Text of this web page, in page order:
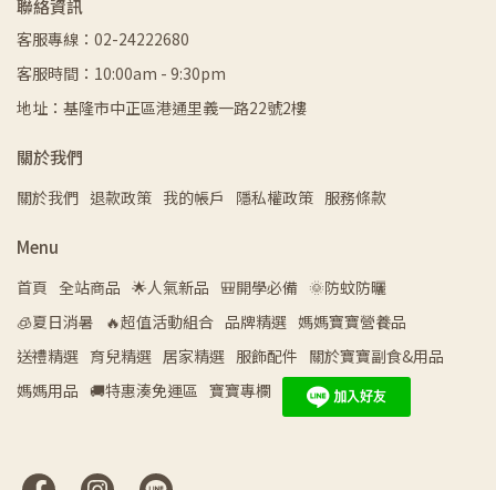
聯絡資訊
客服專線：02-24222680
客服時間：10:00am - 9:30pm
地址：基隆市中正區港通里義一路22號2樓
關於我們
關於我們 退款政策 我的帳戶 隱私權政策 服務條款
Menu
首頁 全站商品 🌟人氣新品 🎒開學必備 🌞防蚊防曬
🧊夏日消暑
🔥超值活動組合 品牌精選 媽媽寶寶營養品
送禮精選 育兒精選 居家精選 服飾配件 關於寶寶副食&用品
媽媽用品 🚚特惠湊免運區 寶寶專欄